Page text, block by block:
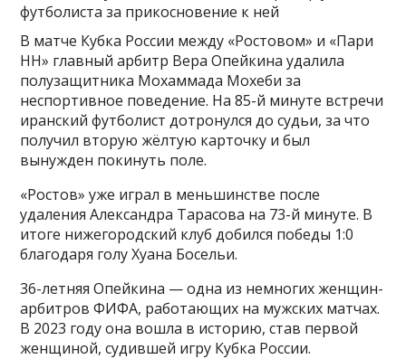
В матче Кубка России между «Ростовом» и «Пари
НН» главный арбитр Вера Опейкина удалила
полузащитника Мохаммада Мохеби за
неспортивное поведение. На 85-й минуте встречи
иранский футболист дотронулся до судьи, за что
получил вторую жёлтую карточку и был
вынужден покинуть поле.
«Ростов» уже играл в меньшинстве после
удаления Александра Тарасова на 73-й минуте. В
итоге нижегородский клуб добился победы 1:0
благодаря голу Хуана Босельи.
36-летняя Опейкина — одна из немногих женщин-
арбитров ФИФА, работающих на мужских матчах.
В 2023 году она вошла в историю, став первой
женщиной, судившей игру Кубка России.